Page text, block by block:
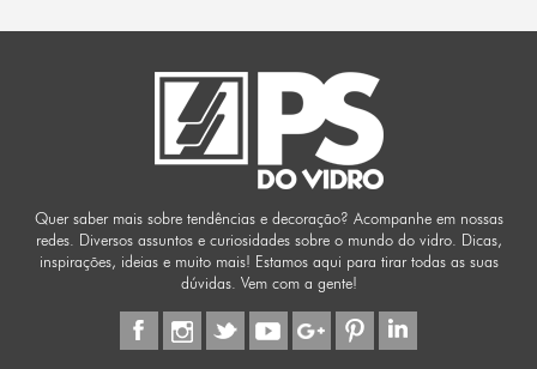
Quer saber mais sobre tendências e decoração? Acompanhe em nossas
redes. Diversos assuntos e curiosidades sobre o mundo do vidro. Dicas,
inspirações, ideias e muito mais! Estamos aqui para tirar todas as suas
dúvidas. Vem com a gente!